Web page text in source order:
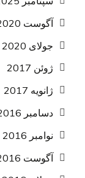
آگوست 2020
جولای 2020
ژوئن 2017
ژانویه 2017
دسامبر 2016
نوامبر 2016
آگوست 2016